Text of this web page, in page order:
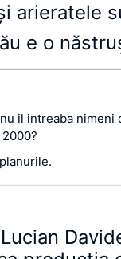
arieratele
e o
il intreaba